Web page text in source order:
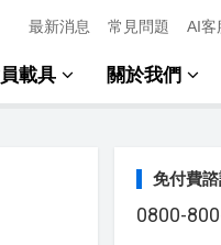
最新消息 常見問題 AI客
載具 關於我們
免付費
0800-